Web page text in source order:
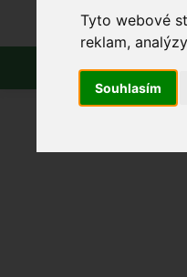
Tyto webové
reklam,
Souhlasím
Slevy až -80%